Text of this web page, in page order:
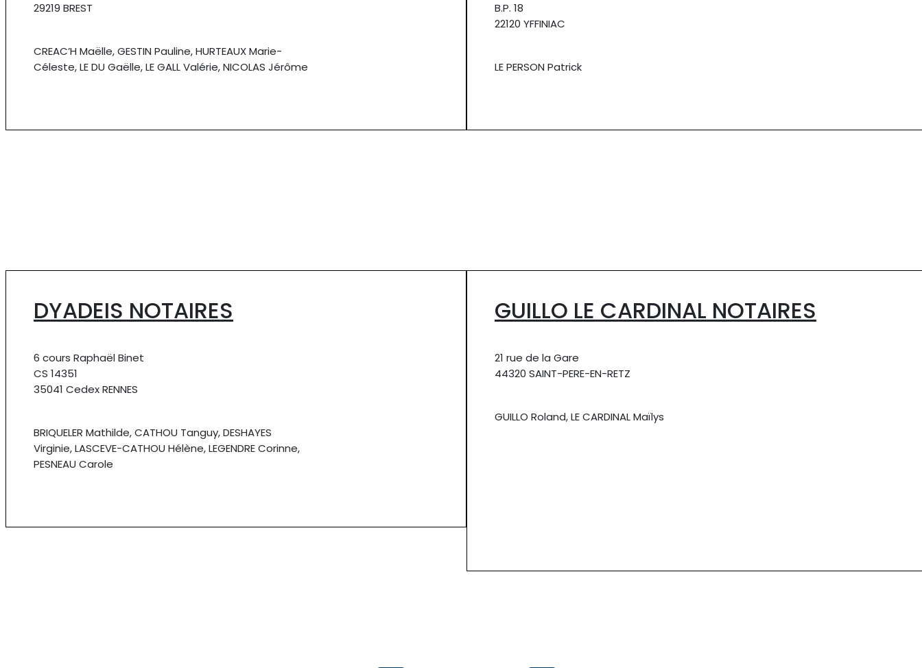
29219 BREST
CREAC’H Maëlle, GESTIN Pauline, HURTEAUX Marie-
Céleste, LE DU Gaëlle, LE GALL Valérie, NICOLAS Jérôme
B.P. 18
22120 YFFINIAC
LE PERSON Patrick
DYADEIS NOTAIRES
6 cours Raphaël Binet
CS 14351
35041 Cedex RENNES
BRIQUELER Mathilde, CATHOU Tanguy, DESHAYES
Virginie, LASCEVE-CATHOU Hélène, LEGENDRE Corinne,
PESNEAU Carole
GUILLO LE CARDINAL NOTAIRES
21 rue de la Gare
44320 SAINT-PERE-EN-RETZ
GUILLO Roland, LE CARDINAL Maïlys